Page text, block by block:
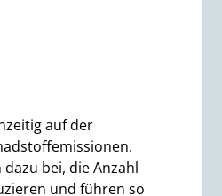
auf der
bei, die Anzahl
und führen so